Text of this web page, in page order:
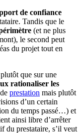
de confiance
Tandis que le
(et ne plus
le second peut
du projet tout en
que sur une
rationaliser les
prestation mais plutôt
d’un certain
du temps passé…) et
ainsi libre d’arrêter
du prestataire, s’il veut